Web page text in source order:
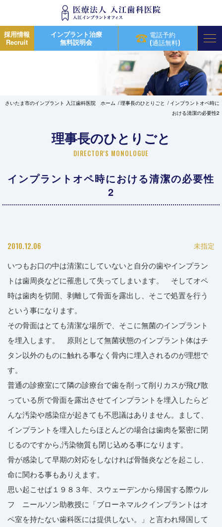
採用情報
Recruit
インプラント治療
無料説明会
電話予約
(通話無料)
さいたま市のインプラント 入江歯科医院 ホーム 理事長のひとりごと
インプラントオペ時に
おける清潔の必要性2
理事長のひとりごと
DIRECTOR'S MONOLOGUE
インプラントオペ時における清潔の必要性
2
2010.12.06 未指定
いつもお口の中は清潔にしていないと自分の歯やインプラン
トは歯周炎などに罹患して失ってしまいます。 そしてオペ
時は歯肉を切開、剥離して骨面を露出し、そこで処置を行う
という事になります。
その骨面はとても清潔な場所で、そこに無菌のインプラント
を埋入します。 原則として無菌状態のインプラント体はチ
タン以外のものに触れる事なく骨内に埋入されるのが理想で
す。
普通の診療室にて隣の診療台で歯を削って削りカスが飛び散
っている所で骨面を露出させてインプラントを埋入したらど
んな汚染や感染症が起きても不思議はありません。まして、
インプラントを埋入したらほとんどの場合は歯肉を緊密に閉
じるのですから,汚染物質も閉じ込める事になります。
骨が感染して早期の対応をしなければ骨髄炎などを起こし、
命に関わる事もありえます。
思い起こせば１９８３年、スウェーデンから帰国する際ウル
フ ニールソン助教授に「ブローネマルクインプラントはオ
ペ室を持たない歯科医には提供しない。」と言われ帰国して